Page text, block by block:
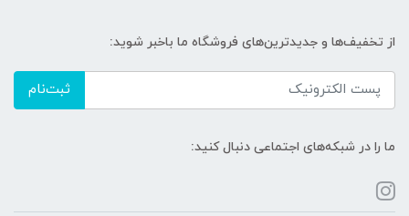
از تخفیف‌ها و جدیدترین‌های فروشگاه ما باخبر شوید:
ثبت‌نام
ما را در شبکه‌های اجتماعی دنبال کنید: